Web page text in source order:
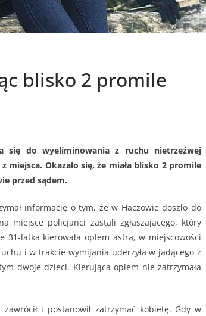
blisko 2 promile
się do wyeliminowania z ruchu nietrzeźwej
miejsca. Okazało się, że miała blisko 2 promile
przed sądem.
informację o tym, że w Haczowie doszło do
miejsce policjanci zastali zgłaszającego, który
31-latka kierowała oplem astrą, w miejscowości
i w trakcie wymijania uderzyła w jadącego z
dwoje dzieci. Kierująca oplem nie zatrzymała
i postanowił zatrzymać kobietę. Gdy w